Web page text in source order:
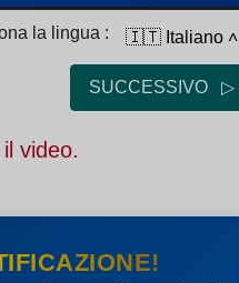
la lingua : 🇮🇹 Italiano ˄
SUCCESSIVO ▷
video.